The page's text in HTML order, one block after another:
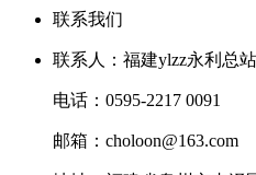
联系我们
联系人：福建ylzz永利总
电话：0595-2217 0091
邮箱：choloon@163.com